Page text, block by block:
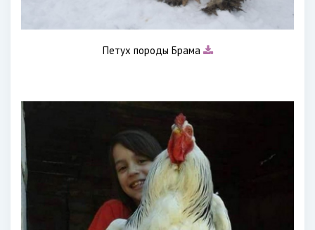
Петух породы Брама